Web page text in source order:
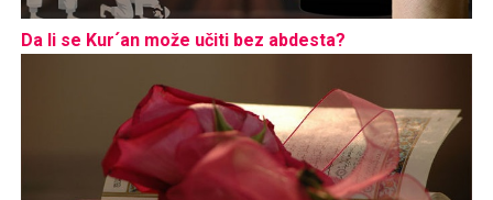
Da li se Kur´an može učiti bez abdesta?